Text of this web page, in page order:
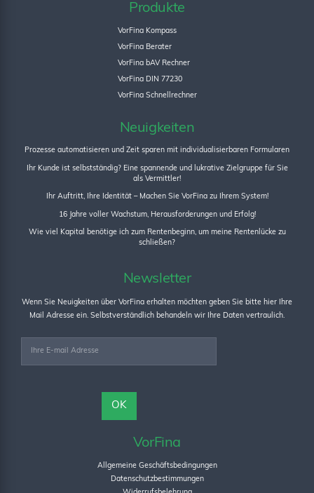
Produkte
VorFina Kompass
VorFina Berater
VorFina bAV Rechner
VorFina DIN 77230
VorFina Schnellrechner
Neuigkeiten
Prozesse automatisieren und Zeit sparen mit individualisierbaren Formularen
Ihr Kunde ist selbstständig? Eine spannende und lukrative Zielgruppe für Sie
als Vermittler!
Ihr Auftritt, Ihre Identität – Machen Sie VorFina zu Ihrem System!
16 Jahre voller Wachstum, Herausforderungen und Erfolg!
Wie viel Kapital benötige ich zum Rentenbeginn, um meine Rentenlücke zu
schließen?
Newsletter
Wenn Sie Neuigkeiten über VorFina erhalten möchten geben Sie bitte hier Ihre
Mail Adresse ein. Selbstverständlich behandeln wir Ihre Daten vertraulich.
VorFina
Allgemeine Geschäftsbedingungen
Datenschutzbestimmungen